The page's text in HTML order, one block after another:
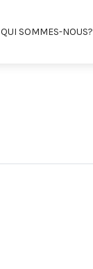
QUI SOMMES-NOUS?